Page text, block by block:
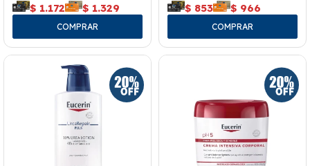
$ 1.172 $ 1.329 $ 853 $ 966